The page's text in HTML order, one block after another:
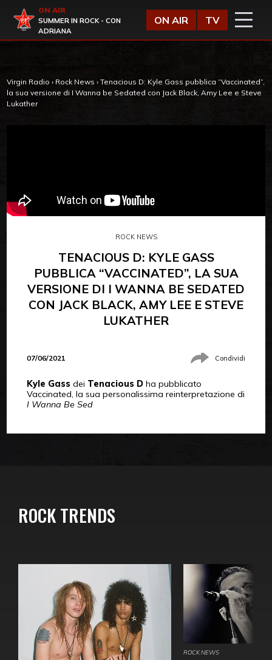
Virgin Radio
ON AIR
SUMMER IN ROCK - CON
ADRIANA
ON AIR TV
Virgin Radio › Rock News › Tenacious D: Kyle Gass pubblica “Vaccinated”,
la sua versione di I Wanna be Sedated con Jack Black, Amy Lee e Steve
Lukather
ROCK NEWS
TENACIOUS D: KYLE GASS
PUBBLICA “VACCINATED”, LA SUA
VERSIONE DI I WANNA BE SEDATED
CON JACK BLACK, AMY LEE E STEVE
LUKATHER
07/06/2021 Condividi
Kyle Gassdei Tenacious Dha pubblicato
Vaccinated, la sua personalissima reinterpretazione di
I Wanna Be Sed
ROCK TRENDS
ROCK NEWS